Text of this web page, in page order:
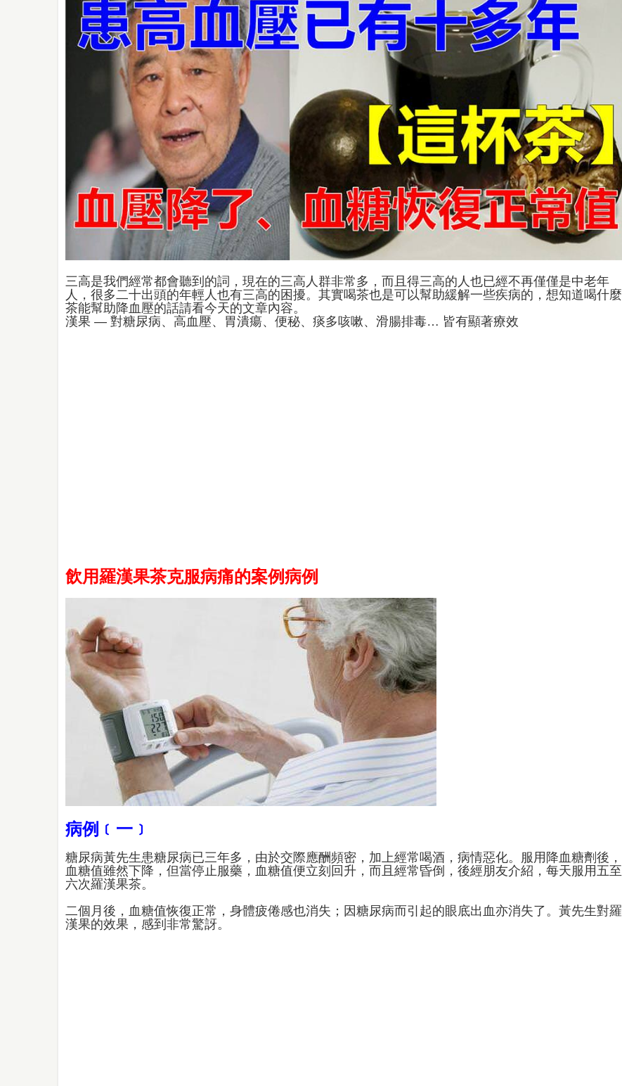
三高是我們經常都會聽到的詞，現在的三高人群非常多，而且得三高的人也已經不再僅僅是中老年
人，很多二十出頭的年輕人也有三高的困擾。其實喝茶也是可以幫助緩解一些疾病的，想知道喝什麼
茶能幫助降血壓的話請看今天的文章內容。
漢果 — 對糖尿病、高血壓、胃潰瘍、便秘、痰多咳嗽、滑腸排毒… 皆有顯著療效
飲用羅漢果茶克服病痛的案例病例
病例﹝一﹞
糖尿病黃先生患糖尿病已三年多，由於交際應酬頻密，加上經常喝酒，病情惡化。服用降血糖劑後，
血糖值雖然下降，但當停止服藥，血糖值便立刻回升，而且經常昏倒，後經朋友介紹，每天服用五至
六次羅漢果茶。
二個月後，血糖值恢復正常，身體疲倦感也消失；因糖尿病而引起的眼底出血亦消失了。黃先生對羅
漢果的效果，感到非常驚訝。